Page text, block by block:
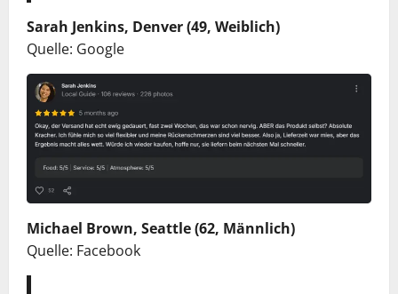
Sarah Jenkins, Denver (49, Weiblich)
Quelle: Google
Michael Brown, Seattle (62, Männlich)
Quelle: Facebook